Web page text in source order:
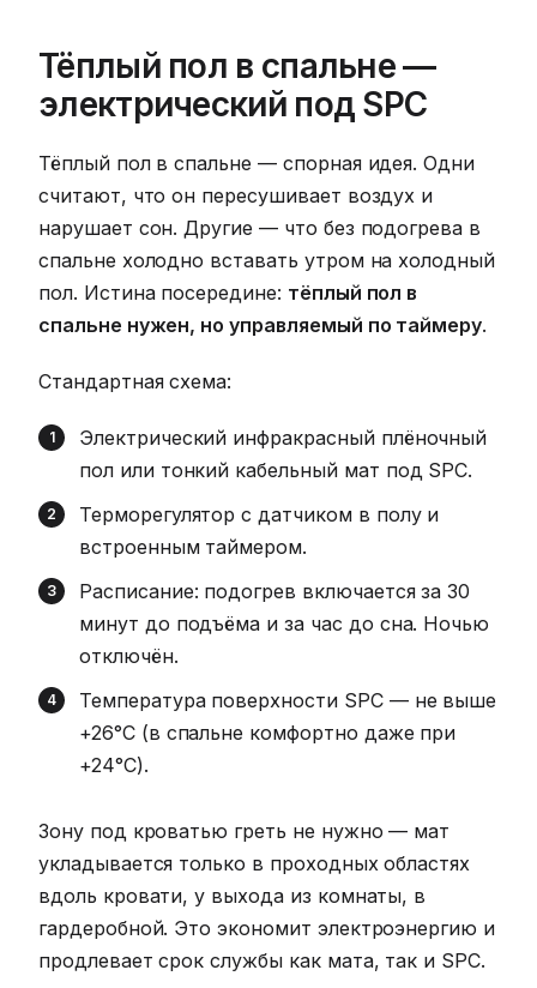
Тёплый пол в спальне —
электрический под SPC
Тёплый пол в спальне — спорная идея. Одни
считают, что он пересушивает воздух и
нарушает сон. Другие — что без подогрева в
спальне холодно вставать утром на холодный
пол. Истина посередине: тёплый пол в
спальне нужен, но управляемый по таймеру.
Стандартная схема:
Электрический инфракрасный плёночный
пол или тонкий кабельный мат под SPC.
Терморегулятор с датчиком в полу и
встроенным таймером.
Расписание: подогрев включается за 30
минут до подъёма и за час до сна. Ночью
отключён.
Температура поверхности SPC — не выше
+26°C (в спальне комфортно даже при
+24°C).
Зону под кроватью греть не нужно — мат
укладывается только в проходных областях
вдоль кровати, у выхода из комнаты, в
гардеробной. Это экономит электроэнергию и
продлевает срок службы как мата, так и SPC.